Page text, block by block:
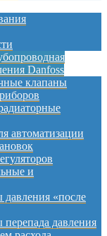
Danfoss
клапаны
автоматизации
и
«после
давления